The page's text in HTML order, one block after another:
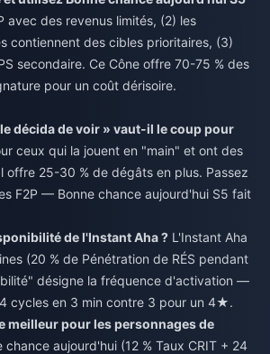
avec des revenus limités, (2) les
contiennent des cibles prioritaires, (3)
secondaire. Ce Cône offre 70-75 % des
pour un coût dérisoire.
décida de voir » vaut-il le coup pour
ceux qui la jouent en "main" et ont des
offre 25-30 % de dégâts en plus. Passez
F2P — Bonne chance aujourd'hui S5 fait
de l'Instant Aha ? L'Instant Aha
(20 % de Pénétration de RÉS pendant
désigne la fréquence d'activation —
cycles en 3 min contre 3 pour un 4★.
meilleur pour les personnages de
chance aujourd'hui (12 % Taux CRIT + 24